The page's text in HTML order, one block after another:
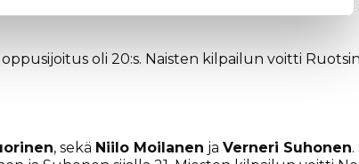
kiva lähteä pienelle harjoittelupätkälle, Joensuu
oli 20:s. Naisten kilpailun voitti
, sekä Niilo Moilanen ja Verneri Suhonen